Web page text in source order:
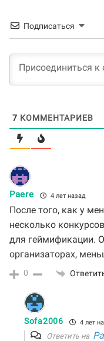
Подписаться
7 КОММЕНТАРИЕВ
Paere 4 лет назад
После того, как у
несколько
для геймификации.
организаторах,
0
Sofa2006 4 лет
Ответить на